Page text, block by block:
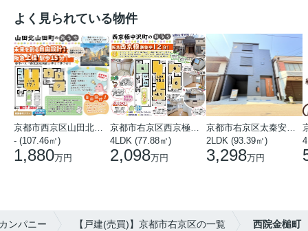
よく見られている物件
京都市西京区山田北山田町
- (107.46㎡)
1,880万円
京都市右京区西京極中沢町
4LDK (77.88㎡)
2,098万円
京都市右京区太秦安井藤ノ木町
2LDK (93.39㎡)
3,298万円
ンパニー 【戸建(売買)】京都市右京区の一覧 西院金槌町